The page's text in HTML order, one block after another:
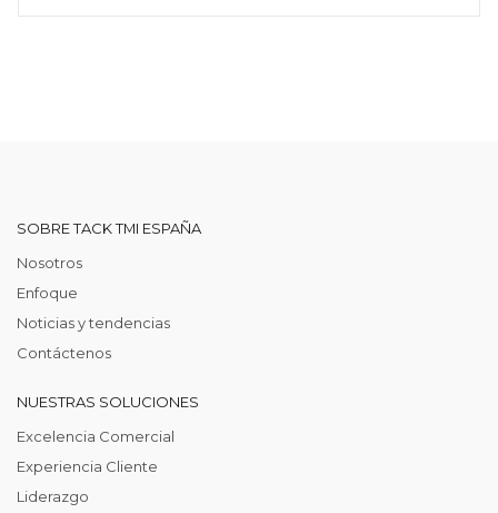
SOBRE TACK TMI ESPAÑA
Nosotros
Enfoque
Noticias y tendencias
Contáctenos
NUESTRAS SOLUCIONES
Excelencia Comercial
Experiencia Cliente
Liderazgo